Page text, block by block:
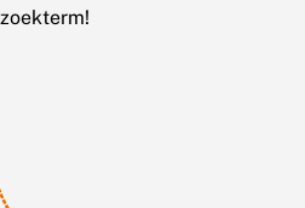
zoekterm!